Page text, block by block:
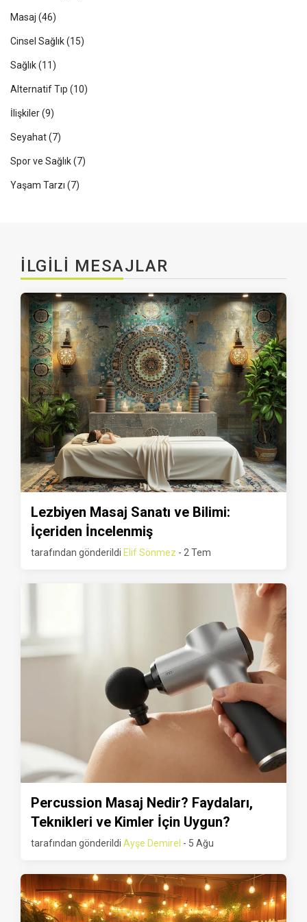
Masaj (46)
Cinsel Sağlık(15)
Sağlık(11)
Alternatif Tıp (10)
İlişkiler(9)
Seyahat(7)
Spor ve Sağlık(7)
Yaşam Tarzı (7)
İLGILI MESAJLAR
Lezbiyen Masaj Sanatı ve Bilimi:
İçeriden İncelenmiş
tarafından gönderildi Elif Sönmez - 2 Tem
Percussion Masaj Nedir? Faydaları,
Teknikleri ve Kimler İçin Uygun?
tarafından gönderildi Ayşe Demirel - 5 Ağu